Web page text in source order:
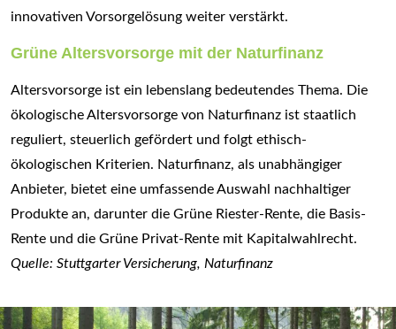
innovativen Vorsorgelösung weiter verstärkt.
Grüne Altersvorsorge mit der Naturfinanz
Altersvorsorge ist ein lebenslang bedeutendes Thema. Die
ökologische Altersvorsorge von Naturfinanz ist staatlich
reguliert, steuerlich gefördert und folgt ethisch-
ökologischen Kriterien. Naturfinanz, als unabhängiger
Anbieter, bietet eine umfassende Auswahl nachhaltiger
Produkte an, darunter die Grüne Riester-Rente, die Basis-
Rente und die Grüne Privat-Rente mit Kapitalwahlrecht.
Quelle: Stuttgarter Versicherung, Naturfinanz